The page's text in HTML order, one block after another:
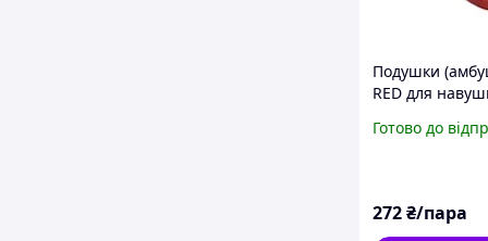
Подушки
RED для
Dre Mixr
Готово до
272₴/пара